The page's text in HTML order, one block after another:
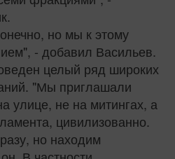
но мы к этому
- добавил Васильев.
целый ряд широких
"Мы приглашали
улице, не на митингах, а
цивилизованно.
но находим